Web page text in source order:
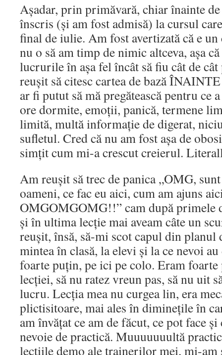
Așadar, prin primăvară, chiar înainte
înscris (și am fost admisă) la cursul
final de iulie. Am fost avertizată că e
nu o să am timp de nimic altceva, așa
lucrurile în așa fel încât să fiu cât de
reușit să citesc cartea de bază
ar fi putut să mă pregătească pentru ce
ore dormite, emoții, panică, termene
limită, multă informație de digerat,
sufletul. Cred că nu am fost așa de
simțit cum mi-a crescut creierul.
Am reușit să trec de panica „OMG,
oameni, ce fac eu aici, cum am ajuns
OMGOMGOMG!!” cam după primele
și în ultima lecție mai aveam câte un
reușit, însă, să-mi scot capul din planul
mintea în clasă, la elevi și la ce nevoi
foarte puțin, pe ici pe colo. Eram foarte
lecției, să nu ratez vreun pas, să nu uit
lucru. Lecția mea nu curgea lin, era
plictisitoare, mai ales în diminețile în
am învățat ce am de făcut, ce pot face
nevoie de practică. Muuuuuuultă
lecțiile demo ale trainerilor mei, mi-am